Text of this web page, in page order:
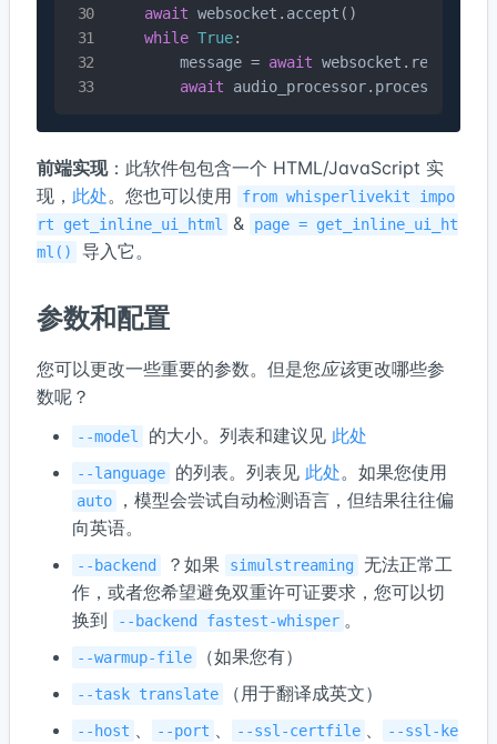
await websocket.accept()
while True:
        message =
await
await
前端实现：此软件包包含一个 HTML/JavaScript 实
现， 此处。您也可以使用
from whisperlivekit impo
rt get_inline_ui_html
&
page = get_inline_ui_ht
ml()
导入它。
参数和配置
您可以更改一些重要的参数。但是您应该更改哪些参
数呢？
--model 的大小。列表和建议见 此处
--language 的列表。列表见 此处。如果您使用
auto
，模型会尝试自动检测语言，但结果往往偏
向英语。
--backend ？如果 simulstreaming 无法正常工
作，或者您希望避免双重许可证要求，您可以切
换到
--backend fastest-whisper 。
--warmup-file （如果您有）
--task translate （用于翻译成英文）
--host --port --ssl-certfile
--ssl-ke